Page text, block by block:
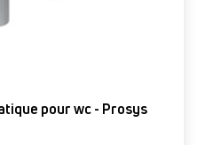
pour wc - Prosys